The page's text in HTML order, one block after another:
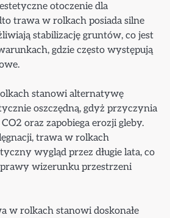
otoczenie dla
trawa w rolkach posiada silne
stabilizację gruntów, co jest
gdzie często występują
stanowi alternatywę
oszczędną, gdyż przyczynia
oraz zapobiega erozji gleby.
trawa w rolkach
wygląd przez długie lata, co
wizerunku przestrzeni
w rolkach stanowi doskonałe